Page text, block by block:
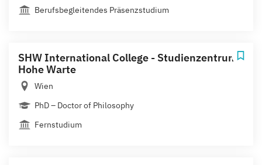
Berufsbegleitendes Präsenzstudium
SHW International College - Studienzentrum
Hohe Warte
Wien
PhD – Doctor of Philosophy
Fernstudium